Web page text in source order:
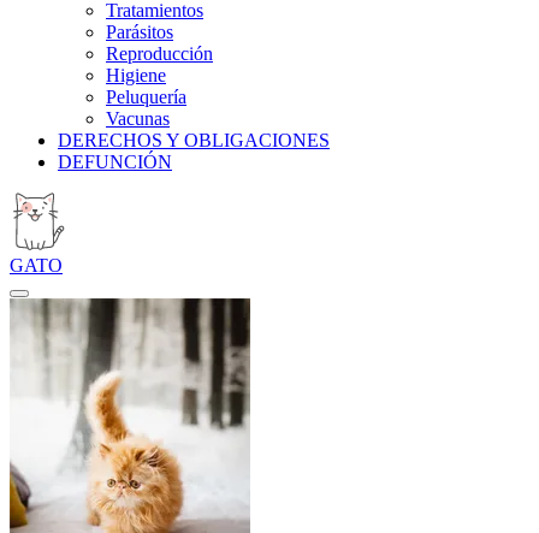
Tratamientos
Parásitos
Reproducción
Higiene
Peluquería
Vacunas
DERECHOS Y OBLIGACIONES
DEFUNCIÓN
GATO